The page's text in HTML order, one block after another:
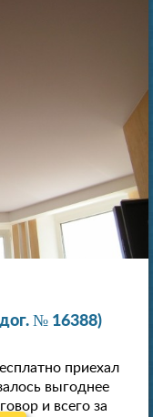
№ 16388)
приехал
выгоднее
и всего за